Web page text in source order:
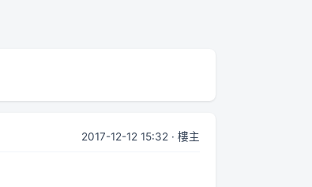
2017-12-12 15:32 · 樓主